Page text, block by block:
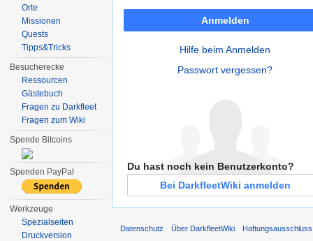
Anmelden
Hilfe beim Anmelden
Passwort vergessen?
Du hast noch kein Benutzerkonto?
Bei DarkfleetWiki anmelden
Orte
Missionen
Quests
Tipps&Tricks
Besucherecke
Ressourcen
Gästebuch
Fragen zu Darkfleet
Fragen zum Wiki
Spende Bitcoins
Spenden PayPal
Werkzeuge
Spezialseiten
Druckversion
Datenschutz Über DarkfleetWiki Haftungsausschluss